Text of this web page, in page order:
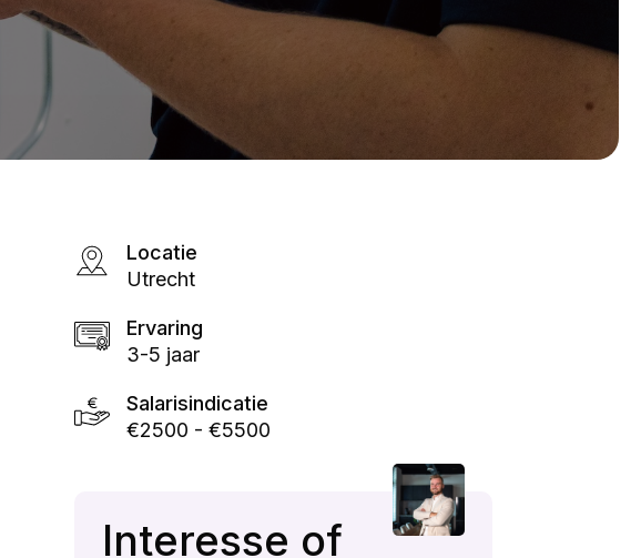
Locatie
Utrecht
Ervaring
3-5 jaar
Salarisindicatie
€2500 - €5500
Interesse of